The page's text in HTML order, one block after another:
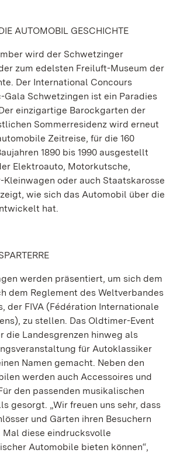
AUTOMOBIL GESCHICHTE
wird der Schwetzinger
zum edelsten Freiluft-Museum der
Der International Concours
Gala Schwetzingen ist ein Paradies
einzigartige Barockgarten der
Sommerresidenz wird erneut
Zeitreise, für die 160
1890 bis 1990 ausgestellt
Elektroauto, Motorkutsche,
oder auch Staatskarosse
wie sich das Automobil über die
hat.
werden präsentiert, um sich dem
dem Reglement des Weltverbandes
der FIVA (Fédération Internationale
zu stellen. Das Oldtimer-Event
die Landesgrenzen hinweg als
für Autoklassiker
Namen gemacht. Neben den
werden auch Accessoires und
den passenden musikalischen
gesorgt. „Wir freuen uns sehr, dass
und Gärten ihren Besuchern
Mal diese eindrucksvolle
Automobile bieten können“,